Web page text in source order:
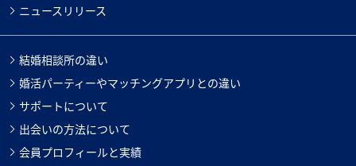
ニュースリリース
結婚相談所の違い
婚活パーティーやマッチングアプリとの違い
サポートについて
出会いの方法について
会員プロフィールと実績